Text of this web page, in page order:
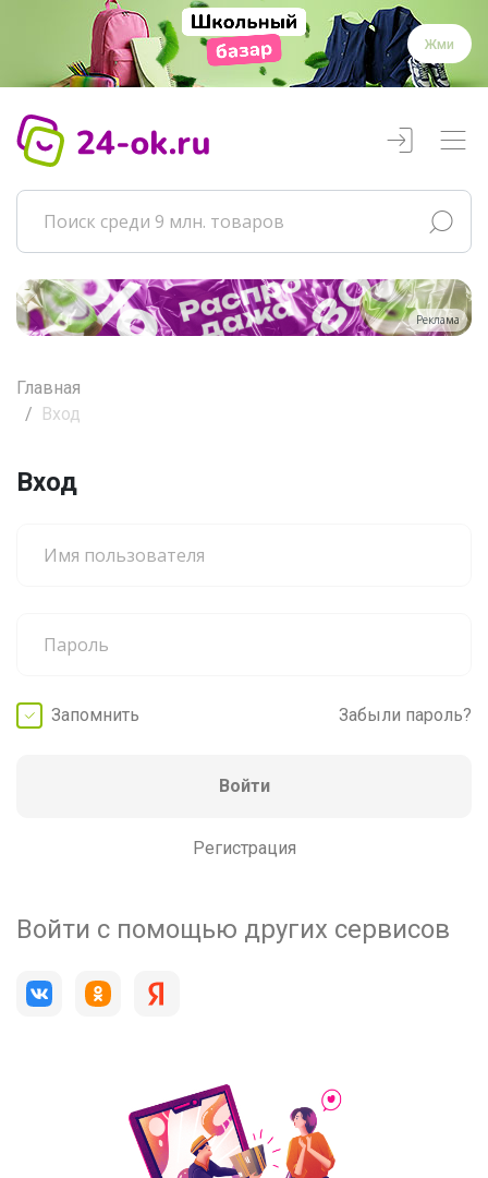
Жми
Реклама
Главная
Вход
Вход
Запомнить Забыли пароль?
Войти
Регистрация
Войти с помощью других сервисов